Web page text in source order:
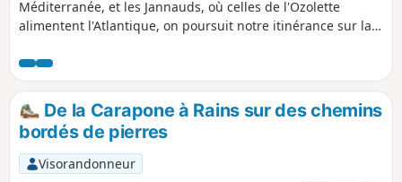
Méditerranée, et les Jannauds, où celles de l'Ozolette
alimentent l'Atlantique, on poursuit notre itinérance sur la
du bocage, des forêts et des milieux humides du bassin de
la Grosne et du Clunisois et on traverse plusieurs zones
naturelles d'intérêt écologique, faunistique et floristique
(ZNIEFF). Les haies vives, murs de pierres sèches et chemins
creux sont omniprésents.
De la Carapone à Rains sur des chemins
bordés de pierres
Visorandonneur